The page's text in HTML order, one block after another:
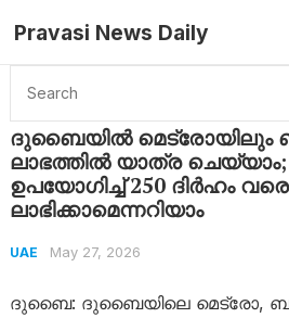
Pravasi News Daily
Home UAE ദുബൈയിൽ മെട്രോയിലും ബസിലും ഇനി ലാഭത്തിൽ യാത്ര ചെയ്യാം;
ദുബൈയിൽ മെട്രോയിലും
ലാഭത്തിൽ യാത്ര
ഉപയോഗിച്ച് 250 ദിർഹം
ലാഭിക്കാമെന്നറിയാം
UAE May 27, 2026
ദുബൈ: ദുബൈയിലെ മെട്രോ,